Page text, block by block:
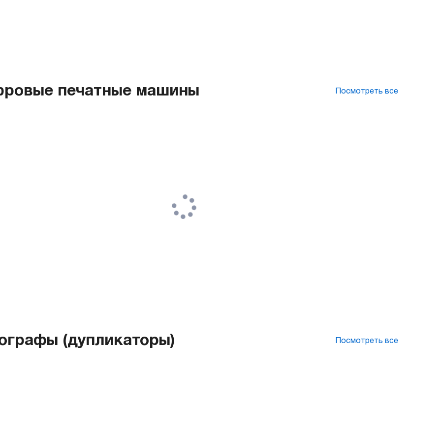
печатные машины Посмотреть все
(дупликаторы) Посмотреть все